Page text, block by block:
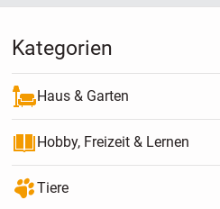
Kategorien
Haus & Garten
Hobby, Freizeit & Lernen
Tiere